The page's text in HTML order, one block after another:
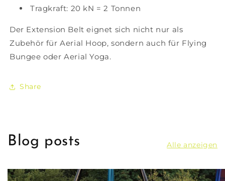
Tragkraft: 20 kN = 2 Tonnen
Der Extension Belt eignet sich nicht nur als
Zubehör für Aerial Hoop, sondern auch für Flying
Bungee oder Aerial Yoga.
Share
Blog posts Alle anzeigen